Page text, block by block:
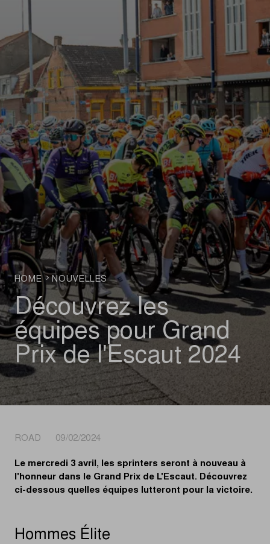
HOME NOUVELLES
Découvrez les
équipes pour Grand
Prix de l'Escaut 2024
ROAD 09/02/2024
Le mercredi 3 avril, les sprinters seront à nouveau à
l'honneur dans le Grand Prix de L'Escaut. Découvrez
ci-dessous quelles équipes lutteront pour la victoire.
Hommes Élite